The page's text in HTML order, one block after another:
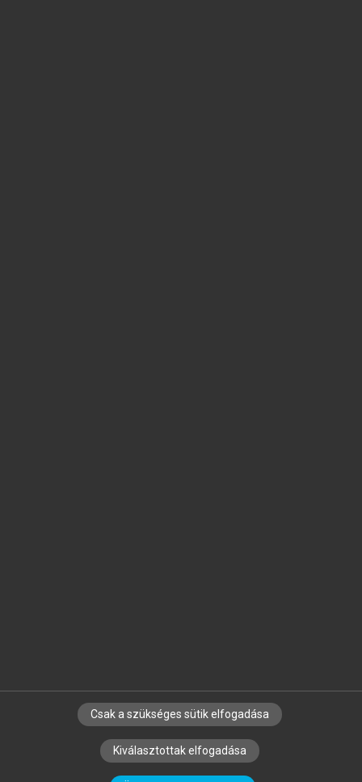
SZERZŐKNEK CÉGEKNEK KÖNYVTÁROSOKNAK
SZERKESZTÉSI ÉS LEKTORÁLÁSI ALAPELVEK
Csak a szükséges sütik elfogadása
Kiválasztottak elfogadása